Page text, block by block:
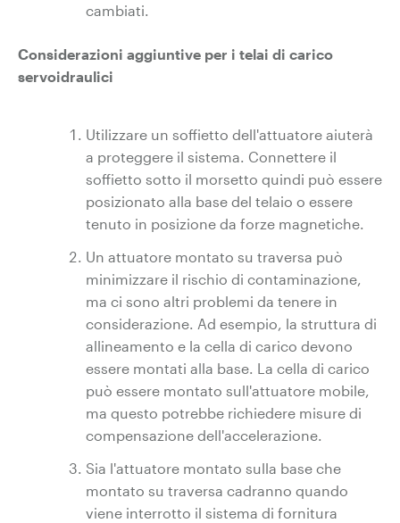
cambiati.
Considerazioni aggiuntive per i telai di carico
servoidraulici
Utilizzare un soffietto dell'attuatore aiuterà
a proteggere il sistema. Connettere il
soffietto sotto il morsetto quindi può essere
posizionato alla base del telaio o essere
tenuto in posizione da forze magnetiche.
Un attuatore montato su traversa può
minimizzare il rischio di contaminazione,
ma ci sono altri problemi da tenere in
considerazione. Ad esempio, la struttura di
allineamento e la cella di carico devono
essere montati alla base. La cella di carico
può essere montato sull'attuatore mobile,
ma questo potrebbe richiedere misure di
compensazione dell'accelerazione.
Sia l'attuatore montato sulla base che
montato su traversa cadranno quando
viene interrotto il sistema di fornitura